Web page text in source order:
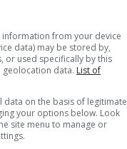
un nuovo
from your device
data) may be stored by,
or used specifically by this
geolocation data. List of
data on the basis of legitimate
your options below. Look
site menu to manage or